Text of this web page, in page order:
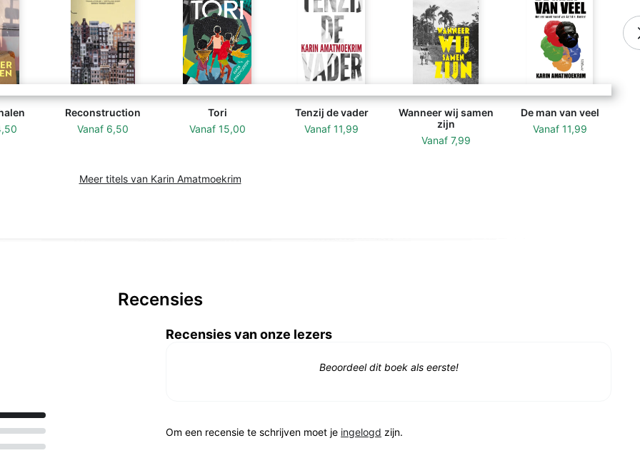
Reconstruction
Vanaf 6,50
Tori
Vanaf 15,00
Tenzij de vader
Vanaf 11,99
Wanneer wij samen
zijn
Vanaf 7,99
De man van veel
Vanaf 11,99
Meer titels van Karin Amatmoekrim
Recensies
Recensies van onze lezers
Beoordeel dit boek als eerste!
Om een recensie te schrijven moet je ingelogd zijn.